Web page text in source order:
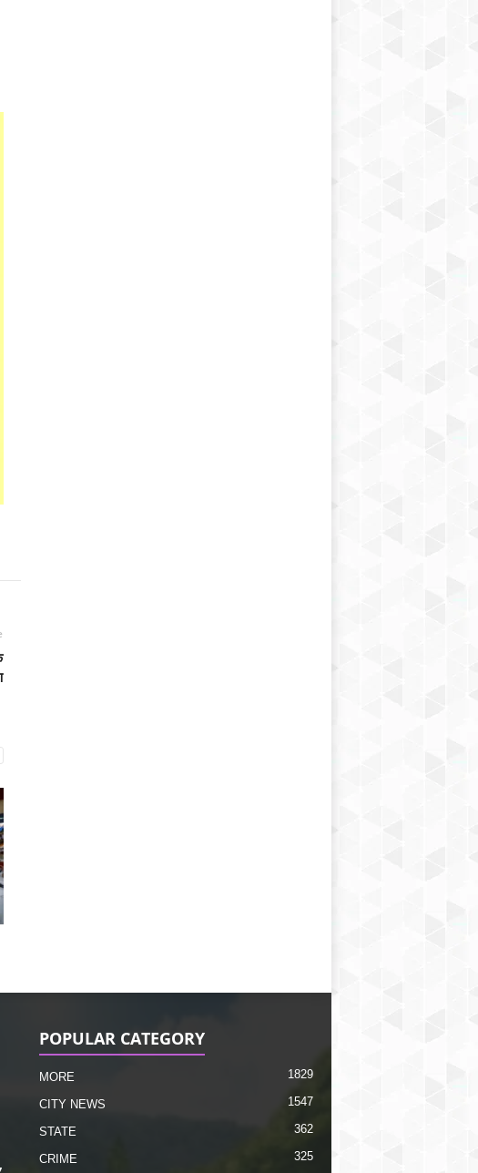
POPULAR CATEGORY
MORE 1829
CITY NEWS 1547
STATE 362
CRIME 325